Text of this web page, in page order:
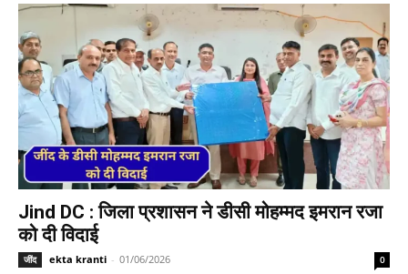
Jind DC : जिला प्रशासन ने डीसी मोहम्मद इमरान रजा
को दी विदाई
जींद ekta kranti - 01/06/2026 0